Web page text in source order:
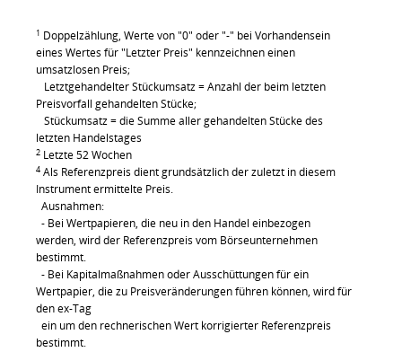
1 Doppelzählung, Werte von "0" oder "-" bei Vorhandensein
eines Wertes für "Letzter Preis" kennzeichnen einen
umsatzlosen Preis;
Letztgehandelter Stückumsatz = Anzahl der beim letzten
Preisvorfall gehandelten Stücke;
Stückumsatz = die Summe aller gehandelten Stücke des
letzten Handelstages
2 Letzte 52 Wochen
4 Als Referenzpreis dient grundsätzlich der zuletzt in diesem
Instrument ermittelte Preis.
Ausnahmen:
- Bei Wertpapieren, die neu in den Handel einbezogen
werden, wird der Referenzpreis vom Börseunternehmen
bestimmt.
- Bei Kapitalmaßnahmen oder Ausschüttungen für ein
Wertpapier, die zu Preisveränderungen führen können, wird für
den ex-Tag
ein um den rechnerischen Wert korrigierter Referenzpreis
bestimmt.